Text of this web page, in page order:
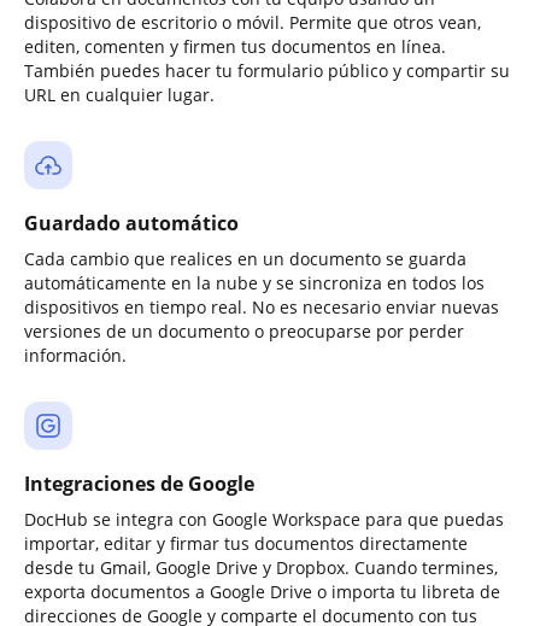
dispositivo de escritorio o móvil. Permite que otros vean,
editen, comenten y firmen tus documentos en línea.
También puedes hacer tu formulario público y compartir su
URL en cualquier lugar.
Guardado automático
Cada cambio que realices en un documento se guarda
automáticamente en la nube y se sincroniza en todos los
dispositivos en tiempo real. No es necesario enviar nuevas
versiones de un documento o preocuparse por perder
información.
Integraciones de Google
DocHub se integra con Google Workspace para que puedas
importar, editar y firmar tus documentos directamente
desde tu Gmail, Google Drive y Dropbox. Cuando termines,
exporta documentos a Google Drive o importa tu libreta de
direcciones de Google y comparte el documento con tus